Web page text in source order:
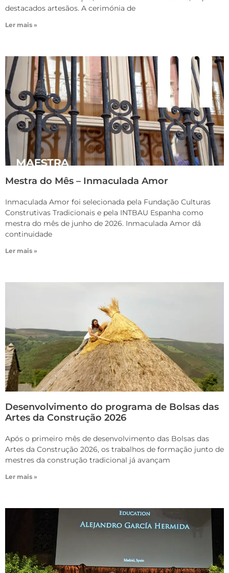
destacados artesãos. A cerimónia de
Ler mais »
Mestra do Mês – Inmaculada Amor
Inmaculada Amor foi selecionada pela Fundação Culturas
Construtivas Tradicionais e pela INTBAU Espanha como
mestra do mês de junho de 2026. Inmaculada Amor dá
continuidade
Ler mais »
Desenvolvimento do programa de Bolsas das
Artes da Construção 2026
Após o primeiro mês de desenvolvimento das Bolsas das
Artes da Construção 2026, os trabalhos de formação junto de
mestres da construção tradicional já avançam
Ler mais »